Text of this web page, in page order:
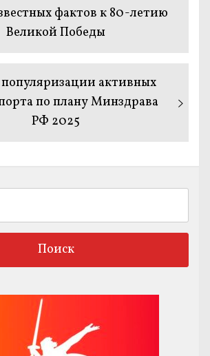
фактов к 80-летию
Великой Победы
активных
по плану Минздрава
РФ 2025